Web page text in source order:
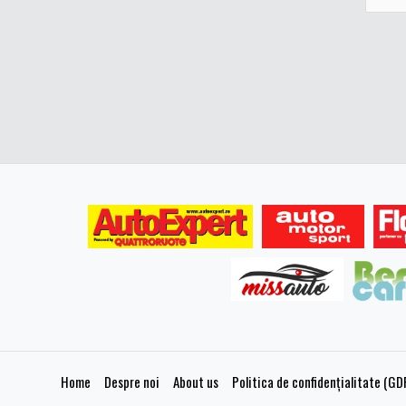
Home Despre noi About us Politica de confidențialitate